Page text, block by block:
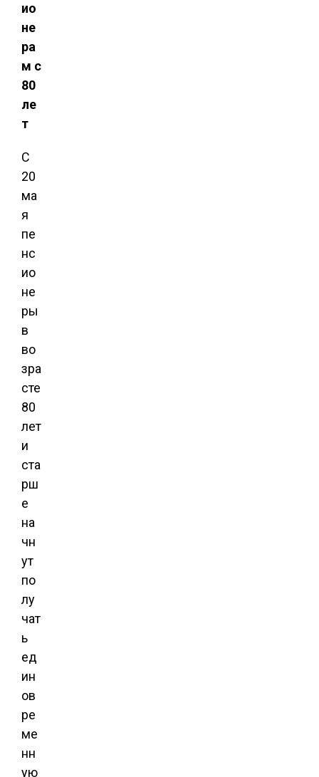
ио
не
ра
м с
80
ле
т
С
20
ма
я
пе
нс
ио
не
ры
в
во
зра
сте
80
лет
и
ста
рш
е
на
чн
ут
по
лу
чат
ь
ед
ин
ов
ре
ме
нн
ую